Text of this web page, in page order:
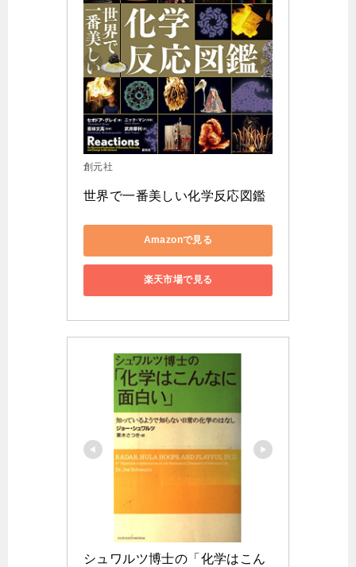
創元社
世界で一番美しい化学反応図鑑
Amazonで見る
楽天市場で見る
シュワルツ博士の「化学はこん